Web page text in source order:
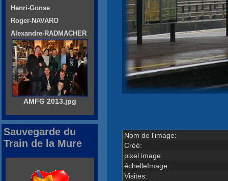
Nom de l'image:
Créé:
pixel image:
échelleImage:
Visites:
Henri-Gonse
Roger-NAVARO
Alexandre-RADMACHER
AMFG 2013.jpg
Sauvegarde du
Train de la Mure